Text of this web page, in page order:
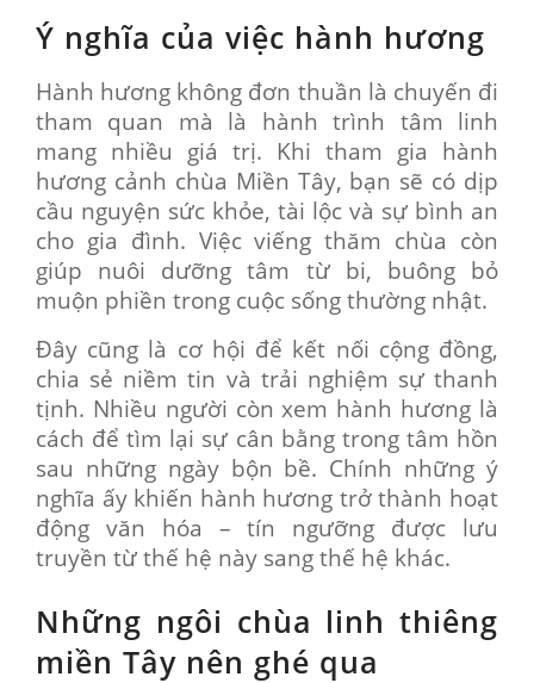
Ý nghĩa của việc hành hương
Hành hương không đơn thuần là chuyến đi
tham quan mà là hành trình tâm linh
mang nhiều giá trị. Khi tham gia hành
hương cảnh chùa Miền Tây, bạn sẽ có dịp
cầu nguyện sức khỏe, tài lộc và sự bình an
cho gia đình. Việc viếng thăm chùa còn
giúp nuôi dưỡng tâm từ bi, buông bỏ
muộn phiền trong cuộc sống thường nhật.
Đây cũng là cơ hội để kết nối cộng đồng,
chia sẻ niềm tin và trải nghiệm sự thanh
tịnh. Nhiều người còn xem hành hương là
cách để tìm lại sự cân bằng trong tâm hồn
sau những ngày bộn bề. Chính những ý
nghĩa ấy khiến hành hương trở thành hoạt
động văn hóa – tín ngưỡng được lưu
truyền từ thế hệ này sang thế hệ khác.
Những ngôi chùa linh thiêng
miền Tây nên ghé qua